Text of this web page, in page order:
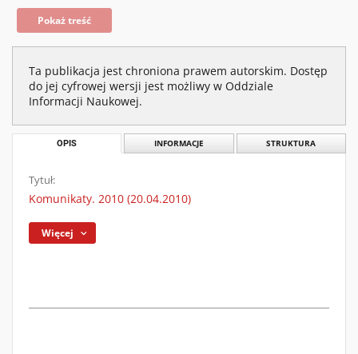
Pokaż treść
Ta publikacja jest chroniona prawem autorskim. Dostęp
do jej cyfrowej wersji jest możliwy w Oddziale
Informacji Naukowej.
OPIS INFORMACJE STRUKTURA
Tytuł:
Komunikaty. 2010 (20.04.2010)
Więcej